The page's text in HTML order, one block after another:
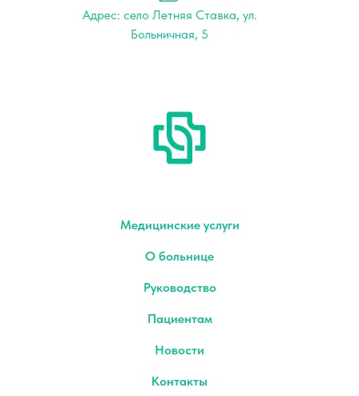
Адрес: cело Летняя Ставка, ул.
Больничная, 5
Медицинские услуги
О больнице
Руководство
Пациентам
Новости
Контакты